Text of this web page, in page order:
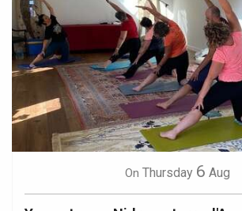
On Thursday 6 Aug